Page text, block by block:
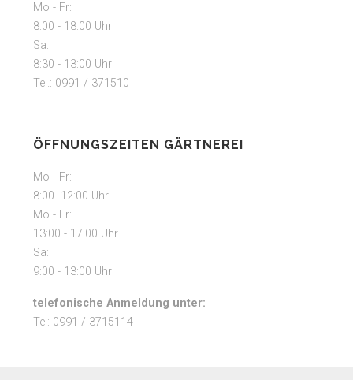
Mo - Fr:
8:00 - 18:00 Uhr
Sa:
8:30 - 13:00 Uhr
Tel.: 0991 / 371510
ÖFFNUNGSZEITEN GÄRTNEREI
Mo - Fr:
8:00- 12:00 Uhr
Mo - Fr:
13:00 - 17:00 Uhr
Sa:
9:00 - 13:00 Uhr
telefonische Anmeldung unter:
Tel: 0991 / 3715114